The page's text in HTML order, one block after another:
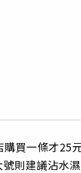
買一條才25
則建議沾水